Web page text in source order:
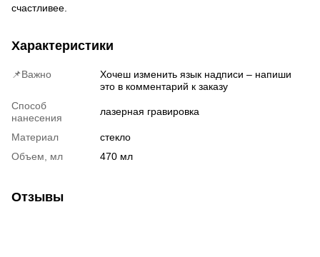
счастливее.
Характеристики
📌Важно
Хочеш изменить язык надписи – напиши
это в комментарий к заказу
Способ
нанесения
лазерная гравировка
Материал
стекло
Объем, мл
470 мл
Отзывы